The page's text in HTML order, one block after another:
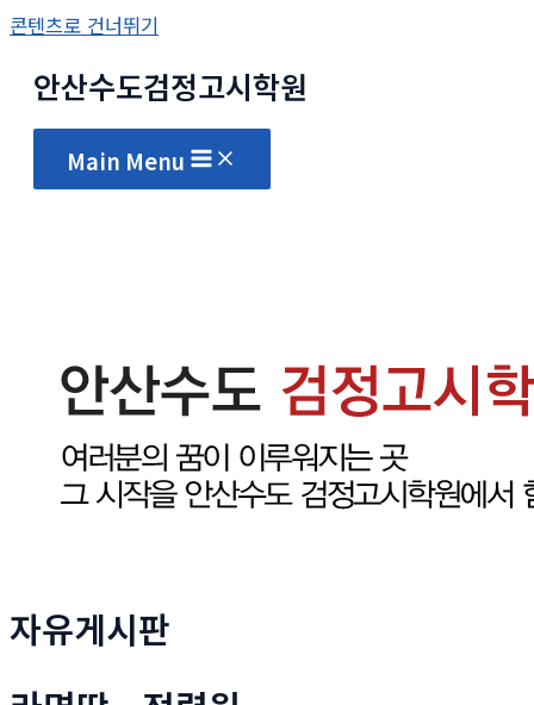
콘텐츠로 건너뛰기
안산수도검정고시학원
Main Menu
자유게시판